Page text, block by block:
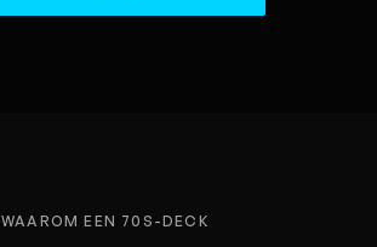
WAAROM EEN 70S-DECK